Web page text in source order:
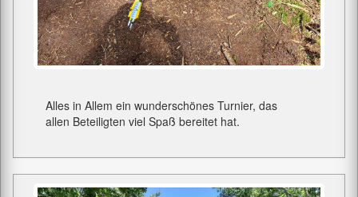
Alles in Allem ein wunderschönes Turnier, das
allen Beteiligten viel Spaß bereitet hat.